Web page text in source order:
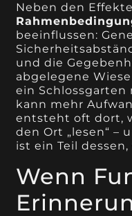
Neben den
beeinflussen:
und die
abgelegene
ein
kann mehr
entsteht oft dort,
den Ort „lesen“ –
ist ein Teil
Wenn